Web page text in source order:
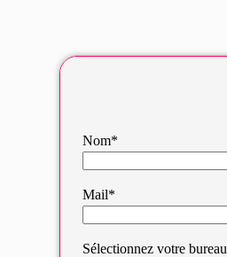
Nom*
Mail*
Sélectionnez votre bureau